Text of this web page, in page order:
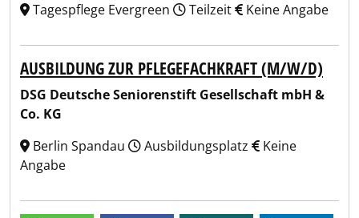
Tagespflege Evergreen
Teilzeit Keine Angabe
AUSBILDUNG ZUR PFLEGEFACHKRAFT (M/W/D)
DSG Deutsche Seniorenstift Gesellschaft mbH &
Co. KG
Berlin Spandau
Ausbildungsplatz
Keine
Angabe